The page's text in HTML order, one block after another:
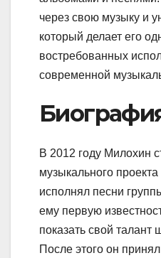
через свою музыку и
который делает его
востребованных
современной
В 2012 году Милохин
музыкального
исполнял песни
ему первую
показать свой талант
После этого он